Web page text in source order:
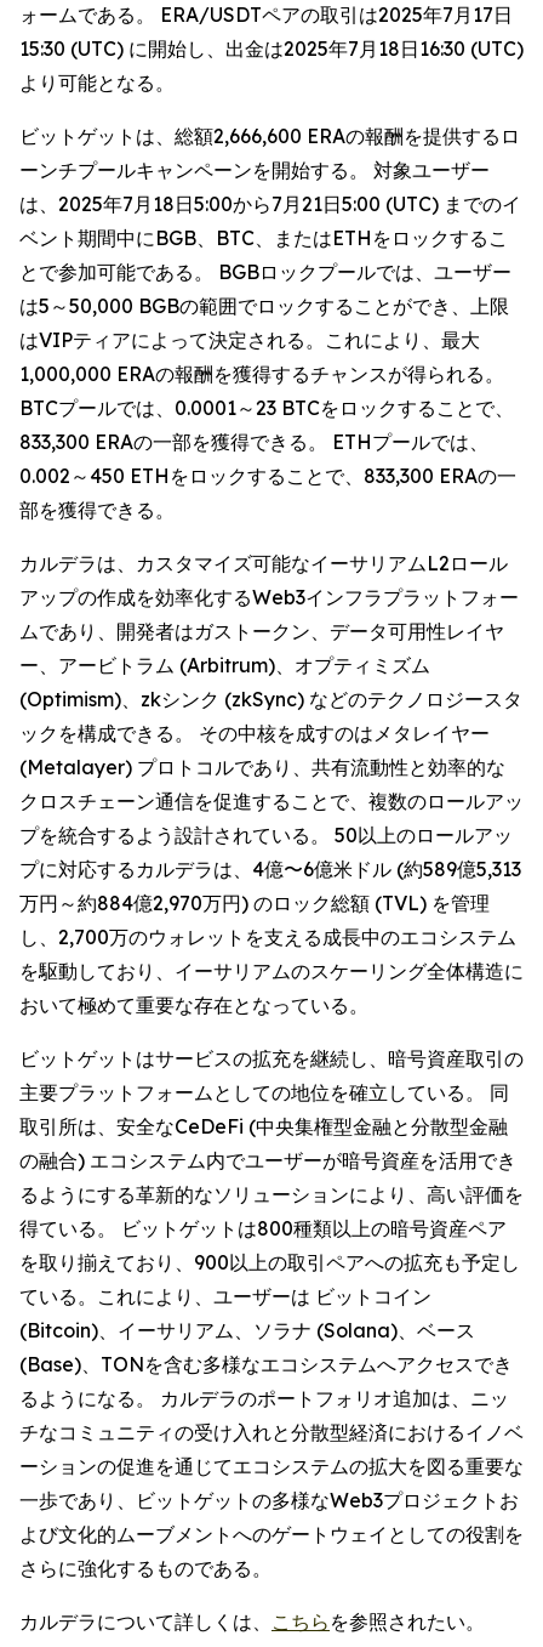
ォームである。 ERA/USDTペアの取引は2025年7月17日
15:30 (UTC) に開始し、出金は2025年7月18日16:30 (UTC)
より可能となる。
ビットゲットは、総額2,666,600 ERAの報酬を提供するロ
ーンチプールキャンペーンを開始する。 対象ユーザー
は、2025年7月18日5:00から7月21日5:00 (UTC) までのイ
ベント期間中にBGB、BTC、またはETHをロックするこ
とで参加可能である。 BGBロックプールでは、ユーザー
は5～50,000 BGBの範囲でロックすることができ、上限
はVIPティアによって決定される。これにより、最大
1,000,000 ERAの報酬を獲得するチャンスが得られる。
BTCプールでは、0.0001～23 BTCをロックすることで、
833,300 ERAの一部を獲得できる。 ETHプールでは、
0.002～450 ETHをロックすることで、833,300 ERAの一
部を獲得できる。
カルデラは、カスタマイズ可能なイーサリアムL2ロール
アップの作成を効率化するWeb3インフラプラットフォー
ムであり、開発者はガストークン、データ可用性レイヤ
ー、アービトラム (Arbitrum)、オプティミズム
(Optimism)、zkシンク (zkSync) などのテクノロジースタ
ックを構成できる。 その中核を成すのはメタレイヤー
(Metalayer) プロトコルであり、共有流動性と効率的な
クロスチェーン通信を促進することで、複数のロールアッ
プを統合するよう設計されている。 50以上のロールアッ
プに対応するカルデラは、4億〜6億米ドル (約589億5,313
万円～約884億2,970万円) のロック総額 (TVL) を管理
し、2,700万のウォレットを支える成長中のエコシステム
を駆動しており、イーサリアムのスケーリング全体構造に
おいて極めて重要な存在となっている。
ビットゲットはサービスの拡充を継続し、暗号資産取引の
主要プラットフォームとしての地位を確立している。 同
取引所は、安全なCeDeFi (中央集権型金融と分散型金融
の融合) エコシステム内でユーザーが暗号資産を活用でき
るようにする革新的なソリューションにより、高い評価を
得ている。 ビットゲットは800種類以上の暗号資産ペア
を取り揃えており、900以上の取引ペアへの拡充も予定し
ている。これにより、ユーザーは ビットコイン
(Bitcoin)、イーサリアム、ソラナ (Solana)、ベース
(Base)、TONを含む多様なエコシステムへアクセスでき
るようになる。 カルデラのポートフォリオ追加は、ニッ
チなコミュニティの受け入れと分散型経済におけるイノベ
ーションの促進を通じてエコシステムの拡大を図る重要な
一歩であり、ビットゲットの多様なWeb3プロジェクトお
よび文化的ムーブメントへのゲートウェイとしての役割を
さらに強化するものである。
カルデラについて詳しくは、 こちら を参照されたい。